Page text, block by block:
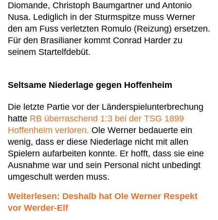
Diomande, Christoph Baumgartner und Antonio
Nusa. Lediglich in der Sturmspitze muss Werner
den am Fuss verletzten Romulo (Reizung) ersetzen.
Für den Brasilianer kommt Conrad Harder zu
seinem Startelfdebüt.
Seltsame Niederlage gegen Hoffenheim
Die letzte Partie vor der Länderspielunterbrechung
hatte RB überraschend 1:3 bei der TSG 1899
Hoffenheim verloren. Ole Werner bedauerte ein
wenig, dass er diese Niederlage nicht mit allen
Spielern aufarbeiten konnte. Er hofft, dass sie eine
Ausnahme war und sein Personal nicht unbedingt
umgeschult werden muss.
Weiterlesen: Deshalb hat Ole Werner Respekt
vor Werder-Elf